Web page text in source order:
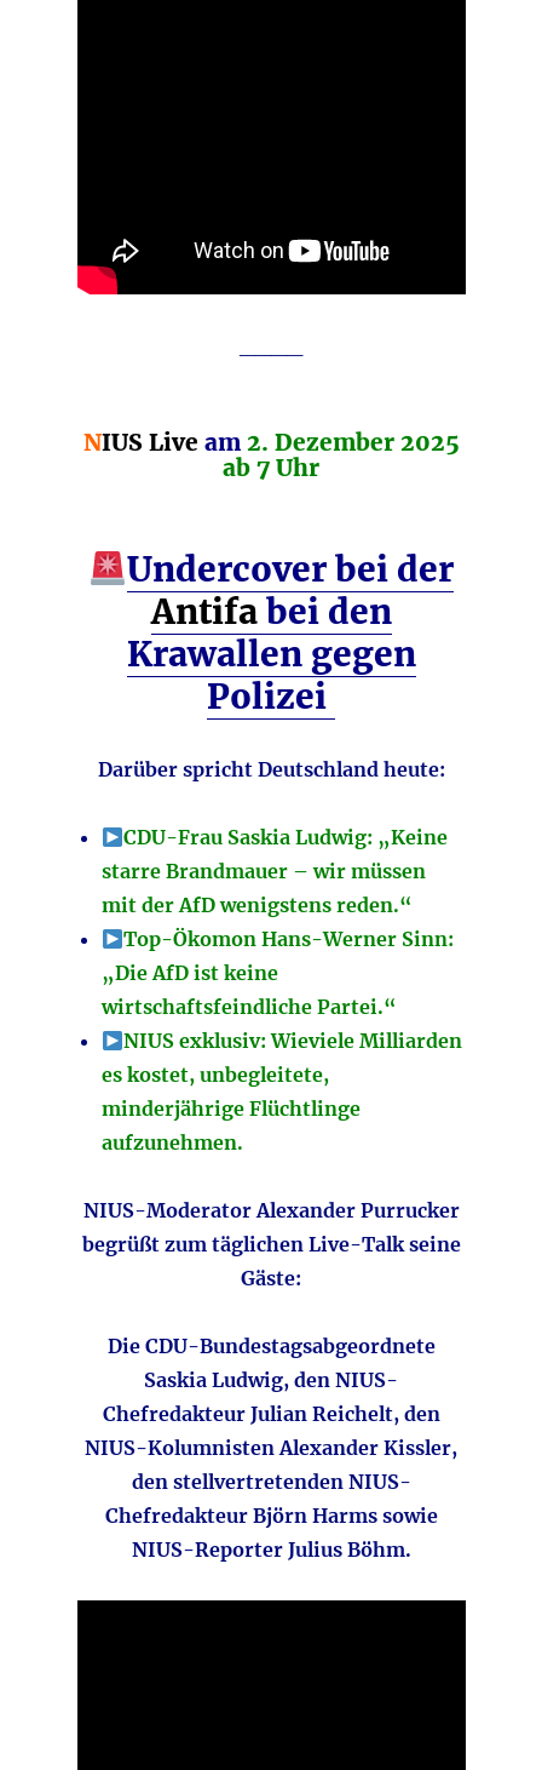
NIUS Live am 2. Dezember 2025
ab 7 Uhr
Undercover bei der
Antifabei den
Krawallen gegen
Polizei
Darüber spricht Deutschland heute:
CDU-Frau Saskia Ludwig: „Keine
starre Brandmauer – wir müssen
mit der AfD wenigstens reden.“
Top-Ökomon Hans-Werner Sinn:
„Die AfD ist keine
wirtschaftsfeindliche Partei.“
NIUS exklusiv: Wieviele Milliarden
es kostet, unbegleitete,
minderjährige Flüchtlinge
aufzunehmen.
NIUS-Moderator Alexander Purrucker
begrüßt zum täglichen Live-Talk seine
Gäste:
Die CDU-Bundestagsabgeordnete
Saskia Ludwig, den NIUS-
Chefredakteur Julian Reichelt, den
NIUS-Kolumnisten Alexander Kissler,
den stellvertretenden NIUS-
Chefredakteur Björn Harms sowie
NIUS-Reporter Julius Böhm.